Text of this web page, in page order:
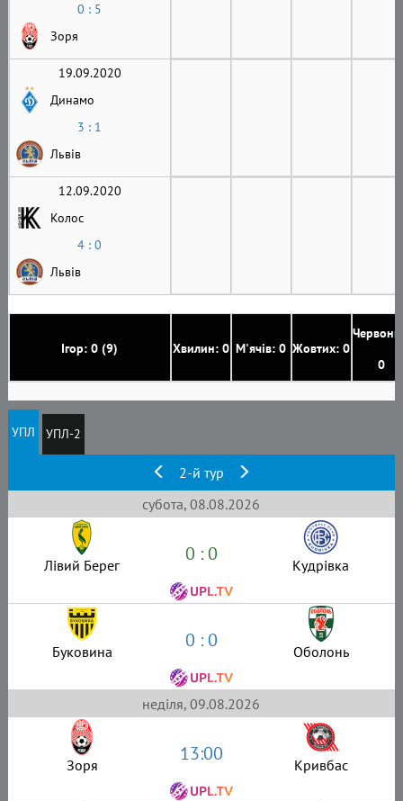
Ігор: 0 (9) Хвилин: 0 М'ячів: 0 Жовтих: 0
0
0 : 5
Зоря
19.09.2020
Динамо
3 : 1
Львів
12.09.2020
Колос
4 : 0
Львів
УПЛ УПЛ-2
2-й тур
субота, 08.08.2026
Лівий Берег 0 : 0 Кудрівка
Буковина 0 : 0 Оболонь
неділя, 09.08.2026
Зоря 13:00 Кривбас